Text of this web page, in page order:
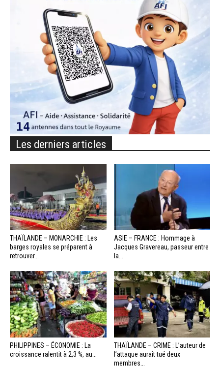
Les derniers articles
THAÏLANDE – MONARCHIE : Les
barges royales se préparent à
retrouver...
ASIE – FRANCE : Hommage à
Jacques Gravereau, passeur entre
la...
PHILIPPINES – ÉCONOMIE : La
croissance ralentit à 2,3 %, au...
THAÏLANDE – CRIME : L’auteur de
l’attaque aurait tué deux
membres...